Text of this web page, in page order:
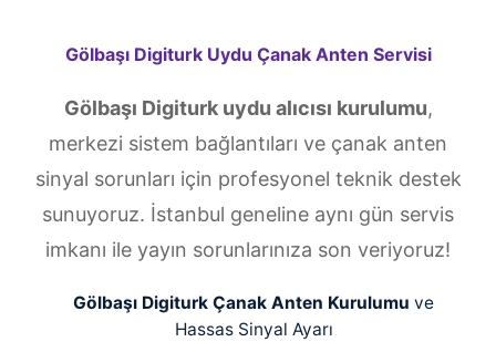
Gölbaşı Digiturk Uydu Çanak Anten Servisi
Gölbaşı Digiturk uydu alıcısı kurulumu,
merkezi sistem bağlantıları ve çanak anten
sinyal sorunları için profesyonel teknik destek
sunuyoruz. İstanbul geneline aynı gün servis
imkanı ile yayın sorunlarınıza son veriyoruz!
Gölbaşı Digiturk Çanak Anten Kurulumu ve
Hassas Sinyal Ayarı